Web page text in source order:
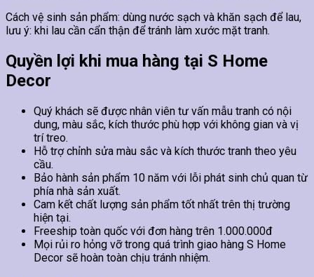
Cách vệ sinh sản phẩm: dùng nước sạch và khăn sạch để lau,
lưu ý: khi lau cần cẩn thận để tránh làm xước mặt tranh.
Quyền lợi khi mua hàng tại S Home
Decor
Quý khách sẽ được nhân viên tư vấn mẫu tranh có nội
dung, màu sắc, kích thước phù hợp với không gian và vị
trí treo.
Hỗ trợ chỉnh sửa màu sắc và kích thước tranh theo yêu
cầu.
Bảo hành sản phẩm 10 năm với lỗi phát sinh chủ quan từ
phía nhà sản xuất.
Cam kết chất lượng sản phẩm tốt nhất trên thị trường
hiện tại.
Freeship toàn quốc với đơn hàng trên 1.000.000đ
Mọi rủi ro hỏng vỡ trong quá trình giao hàng S Home
Decor sẽ hoàn toàn chịu tránh nhiệm.